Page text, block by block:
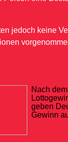
jedoch keine
Nach dem
geben
Gewinn